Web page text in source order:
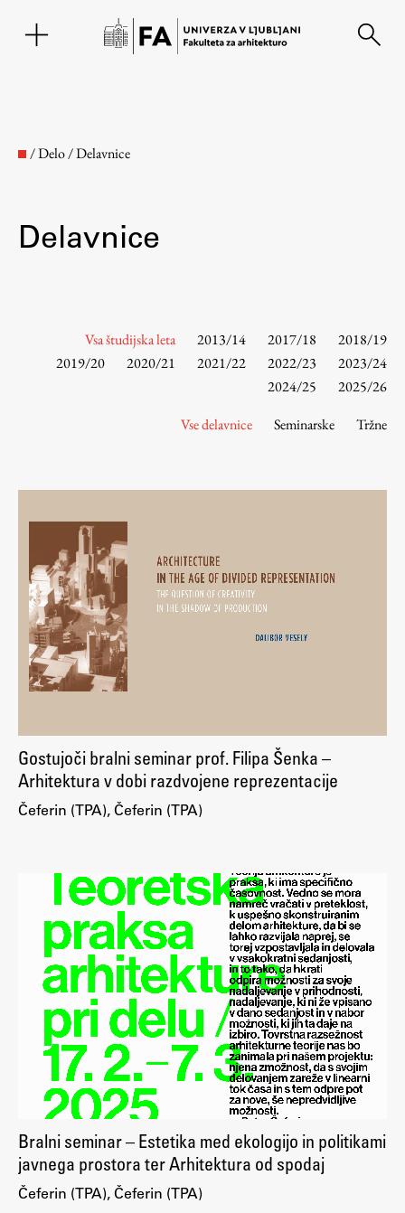
Fakulteta
Mednarodno sodelovanje
Članstva v združenjih
Konzorciji
Tržna dejavnost
Kontakti
Intranet UL FA
Spletni arhiv DEPO
Predstavitev študija
Študentske informacije
Urniki
Študijski programi
Predmeti
Izbirni moduli EMŠA
Vpis
Zaključek študija
Mednarodne izmenjave
Študijske prakse
/Delo/Delavnice
Delavnice
Vsa študijska leta 2013/14 2017/18
2018/19
2019/20
2020/21 2021/22 2022/23
2023/24
2024/25
2025/26
Vse delavnice
Seminarske Tržne
Gostujoči bralni seminar prof. Filipa Šenka –
Arhitektura v dobi razdvojene reprezentacije
Čeferin (TPA), Čeferin (TPA)
Bralni seminar – Estetika med ekologijo in politikami
javnega prostora ter Arhitektura od spodaj
Čeferin (TPA), Čeferin (TPA)